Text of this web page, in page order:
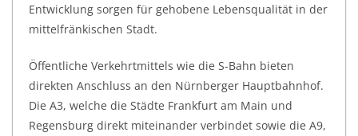
Entwicklung sorgen für gehobene Lebensqualität in der
mittelfränkischen Stadt.
Öffentliche Verkehrtmittels wie die S-Bahn bieten
direkten Anschluss an den Nürnberger Hauptbahnhof.
Die A3, welche die Städte Frankfurt am Main und
Regensburg direkt miteinander verbindet sowie die A9,